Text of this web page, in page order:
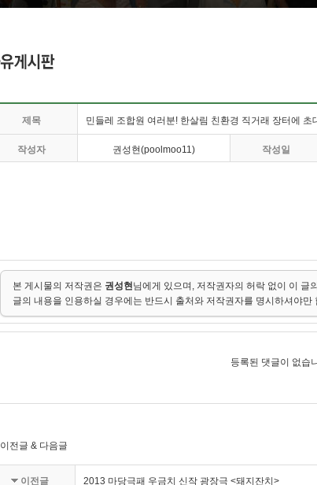
제목 민들레 조합원 여러분! 한살림 친환경 직거래 장터에 초
작성자 권성현(poolmoo11) 작성일
본 게시물의 저작권은 권성현님에게 있으며, 저작권자의 허락 없이 이 글
글의 내용을 인용하실 경우에는 반드시 출처와 저작권자를 명시하셔야만
등록된 댓글이 없습
이전글 & 다음글
이전글 2013 마당극패 우금치 신작 광장극 <돼지잔치>